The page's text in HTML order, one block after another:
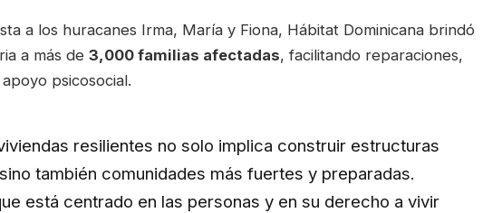
a los huracanes Irma, María y Fiona, Hábitat Dominicana brindó
a más de 3,000 familias afectadas, facilitando reparaciones,
psicosocial.
resilientes no solo implica construir estructuras
también comunidades más fuertes y preparadas.
está centrado en las personas y en su derecho a vivir